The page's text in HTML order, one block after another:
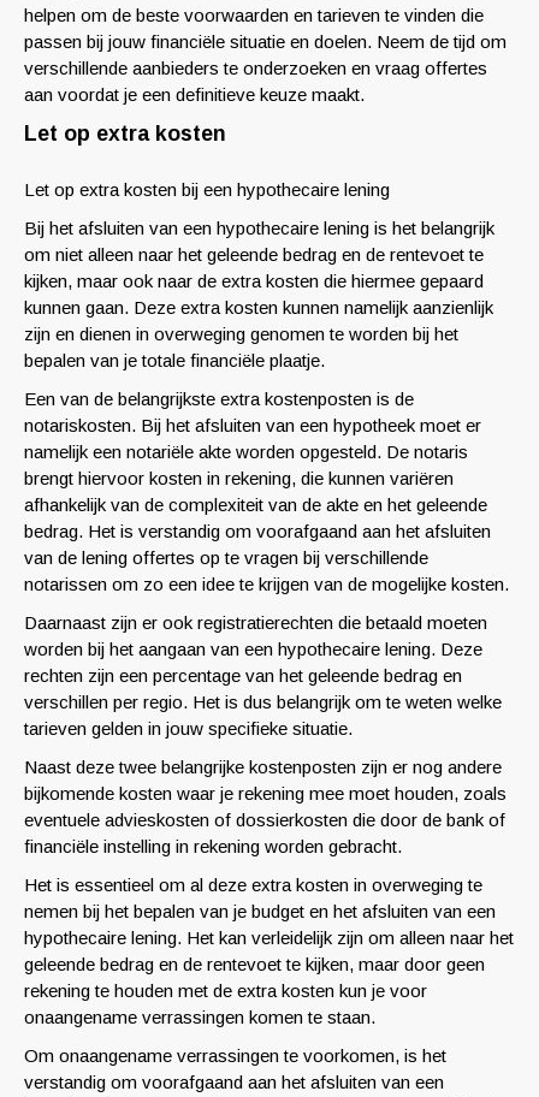
helpen om de beste voorwaarden en tarieven te vinden die
passen bij jouw financiële situatie en doelen. Neem de tijd om
verschillende aanbieders te onderzoeken en vraag offertes
aan voordat je een definitieve keuze maakt.
Let op extra kosten
Let op extra kosten bij een hypothecaire lening
Bij het afsluiten van een hypothecaire lening is het belangrijk
om niet alleen naar het geleende bedrag en de rentevoet te
kijken, maar ook naar de extra kosten die hiermee gepaard
kunnen gaan. Deze extra kosten kunnen namelijk aanzienlijk
zijn en dienen in overweging genomen te worden bij het
bepalen van je totale financiële plaatje.
Een van de belangrijkste extra kostenposten is de
notariskosten. Bij het afsluiten van een hypotheek moet er
namelijk een notariële akte worden opgesteld. De notaris
brengt hiervoor kosten in rekening, die kunnen variëren
afhankelijk van de complexiteit van de akte en het geleende
bedrag. Het is verstandig om voorafgaand aan het afsluiten
van de lening offertes op te vragen bij verschillende
notarissen om zo een idee te krijgen van de mogelijke kosten.
Daarnaast zijn er ook registratierechten die betaald moeten
worden bij het aangaan van een hypothecaire lening. Deze
rechten zijn een percentage van het geleende bedrag en
verschillen per regio. Het is dus belangrijk om te weten welke
tarieven gelden in jouw specifieke situatie.
Naast deze twee belangrijke kostenposten zijn er nog andere
bijkomende kosten waar je rekening mee moet houden, zoals
eventuele advieskosten of dossierkosten die door de bank of
financiële instelling in rekening worden gebracht.
Het is essentieel om al deze extra kosten in overweging te
nemen bij het bepalen van je budget en het afsluiten van een
hypothecaire lening. Het kan verleidelijk zijn om alleen naar het
geleende bedrag en de rentevoet te kijken, maar door geen
rekening te houden met de extra kosten kun je voor
onaangename verrassingen komen te staan.
Om onaangename verrassingen te voorkomen, is het
verstandig om voorafgaand aan het afsluiten van een